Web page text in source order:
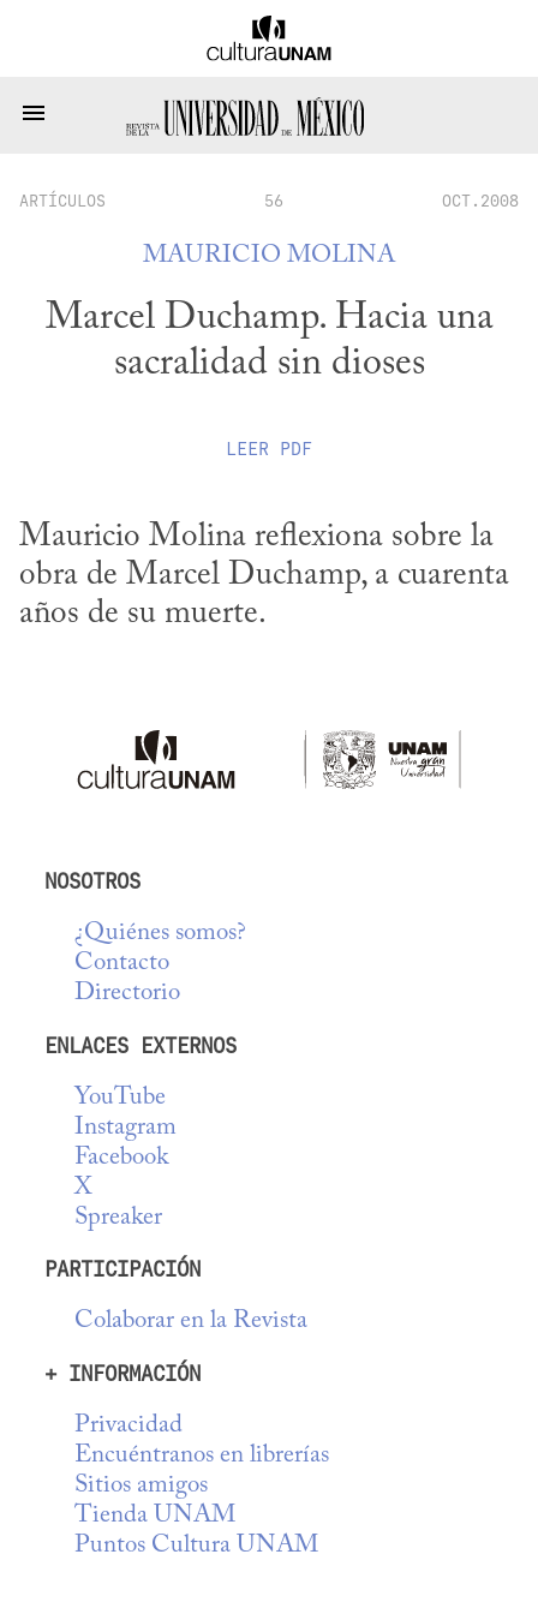
ARTÍCULOS 56 OCT.2008
MAURICIO MOLINA
Marcel Duchamp. Hacia una
sacralidad sin dioses
LEER PDF
Mauricio Molina reflexiona sobre la
obra de Marcel Duchamp, a cuarenta
años de su muerte.
NOSOTROS
¿Quiénes somos?
Contacto
Directorio
ENLACES EXTERNOS
YouTube
Instagram
Facebook
X
Spreaker
PARTICIPACIÓN
Colaborar en la Revista
+ INFORMACIÓN
Privacidad
Encuéntranos en librerías
Sitios amigos
Tienda UNAM
Puntos Cultura UNAM